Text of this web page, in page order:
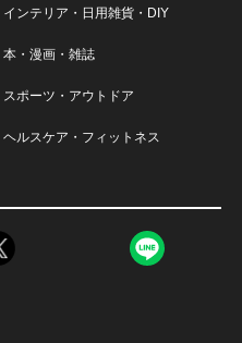
インテリア・日用雑貨・DIY
本・漫画・雑誌
スポーツ・アウトドア
ヘルスケア・フィットネス